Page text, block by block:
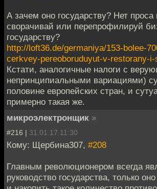
А зачем оно государству? Нет проса
сворачивай или перепрофилируй
государству?
http://loft36.de/germaniya/153-bolee-
cerkvey-pereoboruduyut-v-restorany-
Кстати, аналогичные налоги с
непринципиальными вариациями)
половине европейских стран, и
примерно такая же.
микроэлектронщик »
#216 | 31.01.17 11:30
Кому: Щербина307, #208
Главным революционером всегда
руководство государства, только